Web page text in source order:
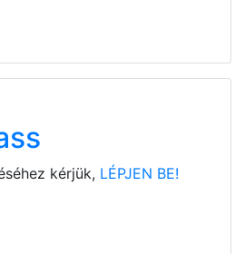
kérjük, LÉPJEN BE!